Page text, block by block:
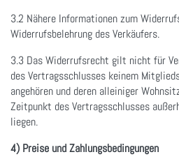
3.2 Nähere Informationen zum
Widerrufsbelehrung des Verkäufers.
3.3 Das Widerrufsrecht gilt nicht für
des Vertragsschlusses keinem
angehören und deren alleiniger
Zeitpunkt des Vertragsschlusses
liegen.
4) Preise und Zahlungsbedingungen